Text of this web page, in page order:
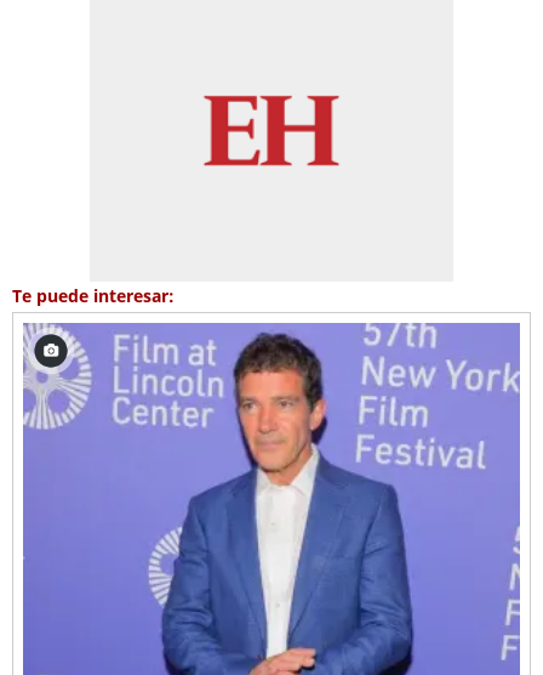
Te puede interesar: